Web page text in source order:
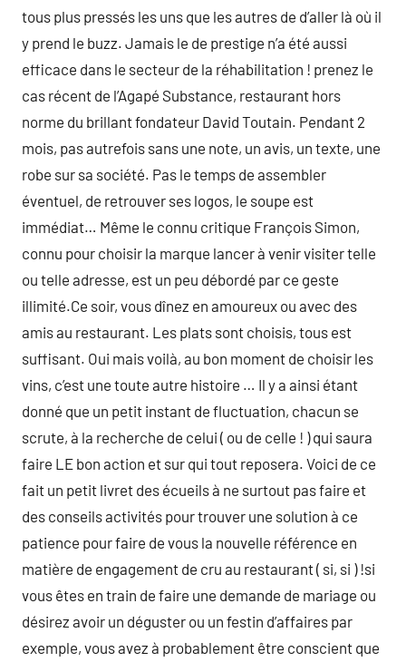
tous plus pressés les uns que les autres de d’aller là où il
y prend le buzz. Jamais le de prestige n’a été aussi
efficace dans le secteur de la réhabilitation ! prenez le
cas récent de l’Agapé Substance, restaurant hors
norme du brillant fondateur David Toutain. Pendant 2
mois, pas autrefois sans une note, un avis, un texte, une
robe sur sa société. Pas le temps de assembler
éventuel, de retrouver ses logos, le soupe est
immédiat… Même le connu critique François Simon,
connu pour choisir la marque lancer à venir visiter telle
ou telle adresse, est un peu débordé par ce geste
illimité.Ce soir, vous dînez en amoureux ou avec des
amis au restaurant. Les plats sont choisis, tous est
suffisant. Oui mais voilà, au bon moment de choisir les
vins, c’est une toute autre histoire … Il y a ainsi étant
donné que un petit instant de fluctuation, chacun se
scrute, à la recherche de celui ( ou de celle ! ) qui saura
faire LE bon action et sur qui tout reposera. Voici de ce
fait un petit livret des écueils à ne surtout pas faire et
des conseils activités pour trouver une solution à ce
patience pour faire de vous la nouvelle référence en
matière de engagement de cru au restaurant ( si, si ) !si
vous êtes en train de faire une demande de mariage ou
désirez avoir un déguster ou un festin d’affaires par
exemple, vous avez à probablement être conscient que